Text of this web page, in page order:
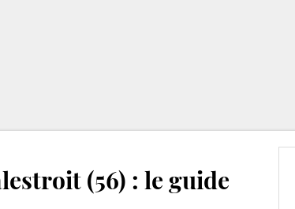
(56) : le guide